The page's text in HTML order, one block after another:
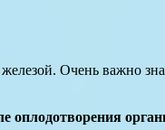
Очень важно